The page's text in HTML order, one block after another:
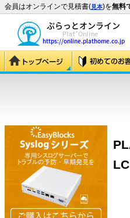
会員はオンラインで見積書(見本)を無料